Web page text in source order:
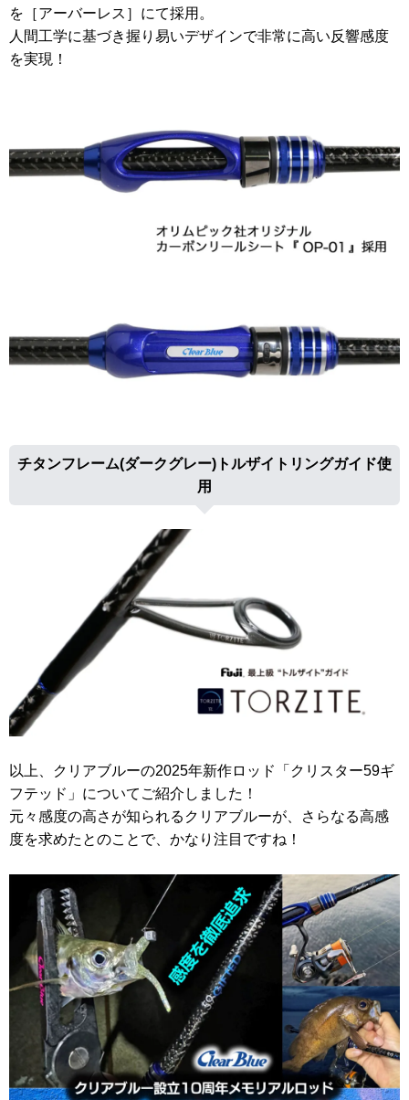
を［アーバーレス］にて採用。
人間工学に基づき握り易いデザインで非常に高い反響感度
を実現！
チタンフレーム(ダークグレー)トルザイトリングガイド使
用
以上、クリアブルーの2025年新作ロッド「クリスター59ギ
フテッド」についてご紹介しました！
元々感度の高さが知られるクリアブルーが、さらなる高感
度を求めたとのことで、かなり注目ですね！